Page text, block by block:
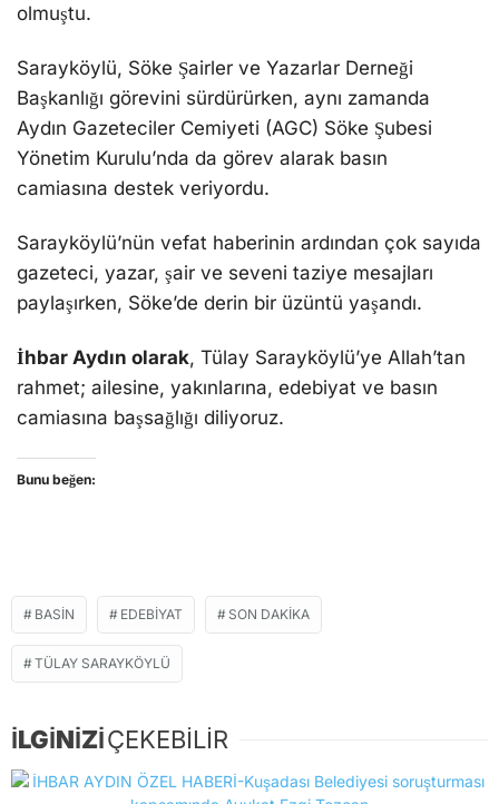
olmuştu.
Sarayköylü, Söke Şairler ve Yazarlar Derneği
Başkanlığı görevini sürdürürken, aynı zamanda
Aydın Gazeteciler Cemiyeti (AGC) Söke Şubesi
Yönetim Kurulu’nda da görev alarak basın
camiasına destek veriyordu.
Sarayköylü’nün vefat haberinin ardından çok sayıda
gazeteci, yazar, şair ve seveni taziye mesajları
paylaşırken, Söke’de derin bir üzüntü yaşandı.
İhbar Aydın olarak, Tülay Sarayköylü’ye Allah’tan
rahmet; ailesine, yakınlarına, edebiyat ve basın
camiasına başsağlığı diliyoruz.
Bunu beğen:
BASIN EDEBIYAT SON DAKIKA
TÜLAY SARAYKÖYLÜ
İLGİNİZİÇEKEBİLİR